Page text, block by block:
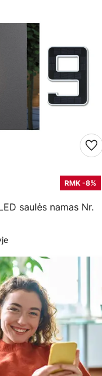
saulės namas Nr.
RMK -8%